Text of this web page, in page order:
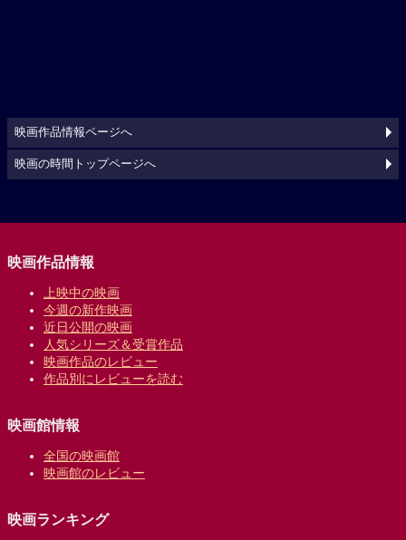
映画作品情報ページへ
映画の時間トップページへ
映画作品情報
上映中の映画
今週の新作映画
近日公開の映画
人気シリーズ＆受賞作品
映画作品のレビュー
作品別にレビューを読む
映画館情報
全国の映画館
映画館のレビュー
映画ランキング